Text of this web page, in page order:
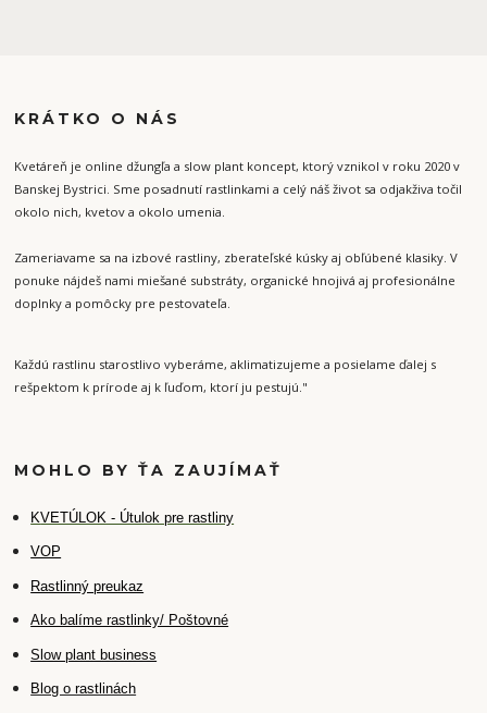
KRÁTKO O NÁS
Kvetáreň je online džungľa a slow plant koncept, ktorý vznikol v roku 2020 v
Banskej Bystrici. Sme posadnutí rastlinkami a celý náš život sa odjakživa točil
okolo nich, kvetov a okolo umenia.
Zameriavame sa na izbové rastliny, zberateľské kúsky aj obľúbené klasiky. V
ponuke nájdeš nami miešané substráty, organické hnojivá aj profesionálne
doplnky a pomôcky pre pestovateľa.
Každú rastlinu starostlivo vyberáme, aklimatizujeme a posielame ďalej s
rešpektom k prírode aj k ľuďom, ktorí ju pestujú."
MOHLO BY ŤA ZAUJÍMAŤ
KVETÚLOK - Útulok pre rastliny
VOP
Rastlinný preukaz
Ako balíme rastlinky/ Poštovné
Slow plant business
Blog o rastlinách